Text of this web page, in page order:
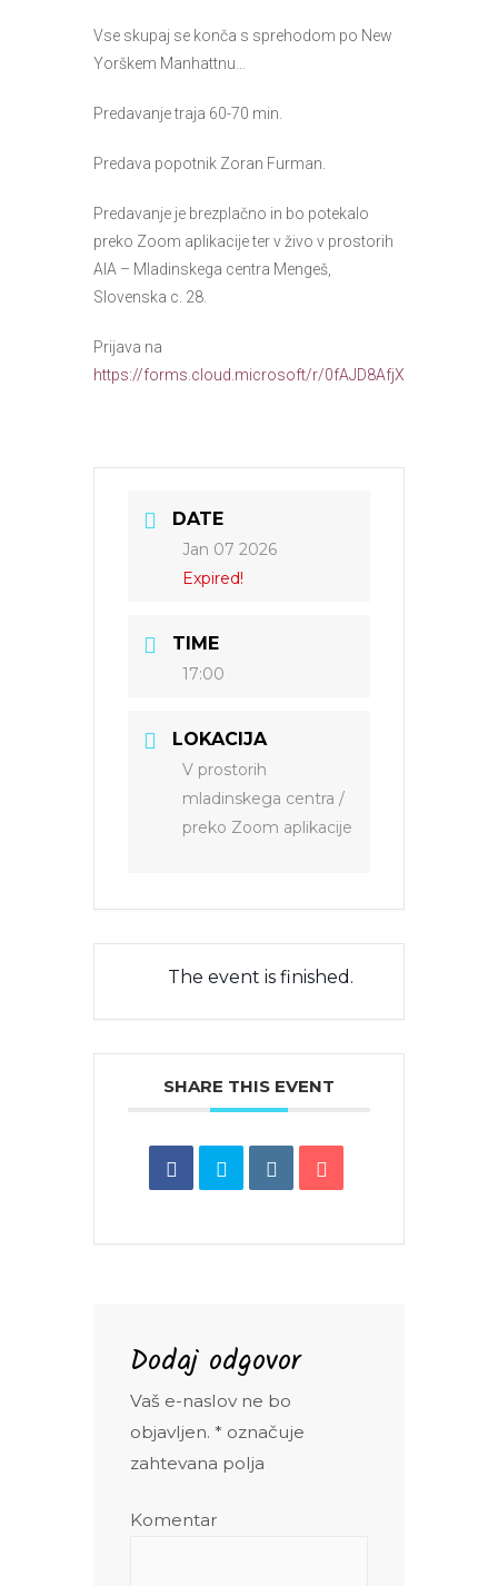
Vse skupaj se konča s sprehodom po New
Yorškem Manhattnu…
Predavanje traja 60-70 min.
Predava popotnik Zoran Furman.
Predavanje je brezplačno in bo potekalo
preko Zoom aplikacije ter v živo v prostorih
AIA – Mladinskega centra Mengeš,
Slovenska c. 28.
Prijava na
https://forms.cloud.microsoft/r/0fAJD8AfjX
DATE
Jan 07 2026
Expired!
TIME
17:00
LOKACIJA
V prostorih
mladinskega centra /
preko Zoom aplikacije
The event is finished.
SHARE THIS EVENT
Dodaj odgovor
Vaš e-naslov ne bo
objavljen. * označuje
zahtevana polja
Komentar